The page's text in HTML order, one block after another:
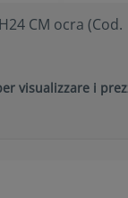
CM ocra (Cod.
visualizzare i